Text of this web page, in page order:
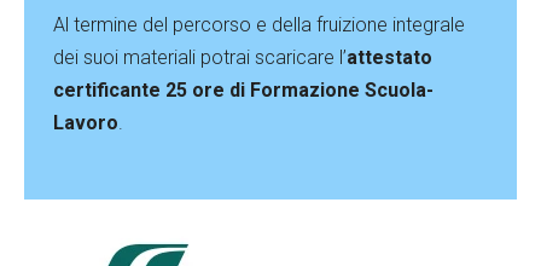
Al termine del percorso e della fruizione integrale
dei suoi materiali potrai scaricare l’attestato
certificante 25 ore di Formazione Scuola-
Lavoro.